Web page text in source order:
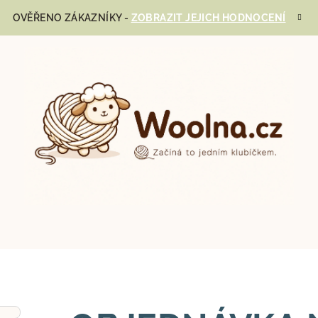
OVĚŘENO ZÁKAZNÍKY - ZOBRAZIT JEJICH HODNOCENÍ